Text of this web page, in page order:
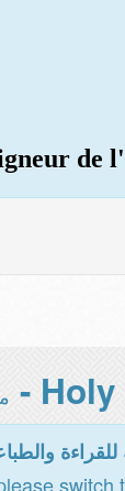
de
switch